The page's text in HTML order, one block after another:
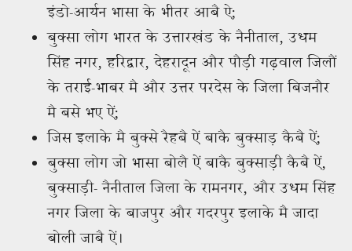
इंडो-आर्यन भासा के भीतर आबै ऐ;
बुक्सा लोग भारत के उत्तारखंड के नैनीताल, उधम
सिंह नगर, हरिद्वार, देहरादून और पौड़ी गढ़वाल जिलौं
के तराई-भाबर मै और उत्तर परदेस के जिला बिजनौर
मै बसे भए ऐं;
जिस इलाके मै बुक्से रैहबै ऐं बाकै बुक्साड़ कैबै ऐं;
बुक्सा लोग जो भासा बोलै ऐं बाकै बुक्साड़ी कैबै ऐं,
बुक्साड़ी- नैनीताल जिला के रामनगर, और उधम सिंह
नगर जिला के बाजपुर और गदरपुर इलाके मै जादा
बोली जाबै ऐं।